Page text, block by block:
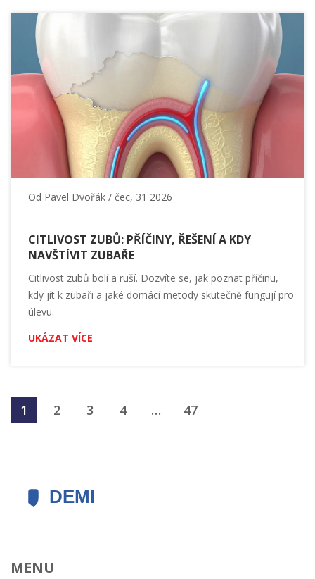
Od Pavel Dvořák / čec, 31 2026
CITLIVOST ZUBŮ: PŘÍČINY, ŘEŠENÍ A KDY
NAVŠTÍVIT ZUBAŘE
Citlivost zubů bolí a ruší. Dozvíte se, jak poznat příčinu,
kdy jít k zubaři a jaké domácí metody skutečně fungují pro
úlevu.
UKÁZAT VÍCE
1 2 3 4 … 47
MENU